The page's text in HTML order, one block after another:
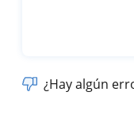
¿Hay algún